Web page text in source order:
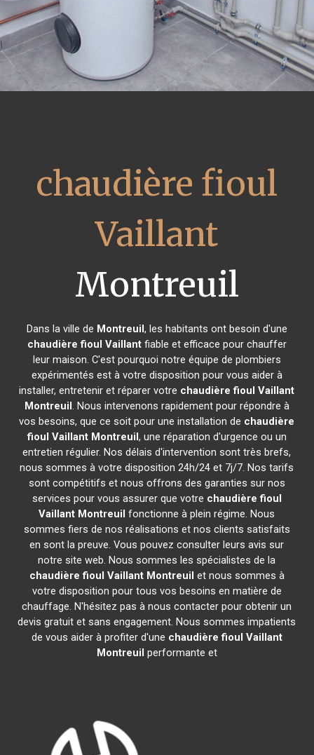
chaudière fioul
Vaillant
Montreuil
Dans la ville de Montreuil, les habitants ont besoin d'une
chaudière fioul Vaillantfiable et efficace pour chauffer
leur maison. C'est pourquoi notre équipe de plombiers
expérimentés est à votre disposition pour vous aider à
installer, entretenir et réparer votre chaudière fioul Vaillant
Montreuil. Nous intervenons rapidement pour répondre à
vos besoins, que ce soit pour une installation de chaudière
fioul Vaillant Montreuil, une réparation d'urgence ou un
entretien régulier. Nos délais d'intervention sont très brefs,
nous sommes à votre disposition 24h/24 et 7j/7. Nos tarifs
sont compétitifs et nous offrons des garanties sur nos
services pour vous assurer que votre chaudière fioul
Vaillant Montreuil fonctionne à plein régime. Nous
sommes fiers de nos réalisations et nos clients satisfaits
en sont la preuve. Vous pouvez consulter leurs avis sur
notre site web. Nous sommes les spécialistes de la
chaudière fioul Vaillant Montreuil et nous sommes à
votre disposition pour tous vos besoins en matière de
chauffage. N'hésitez pas à nous contacter pour obtenir un
devis gratuit et sans engagement. Nous sommes impatients
de vous aider à profiter d'une chaudière fioul Vaillant
Montreuil performante et